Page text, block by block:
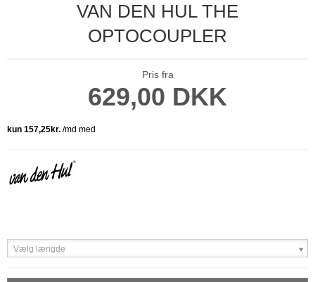
VAN DEN HUL THE
OPTOCOUPLER
Pris fra
629,00 DKK
Vælg længde